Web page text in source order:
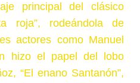
principal del clásico
roja”, rodeándola de
actores como Manuel
hizo el papel del lobo
“El enano Santanón”,